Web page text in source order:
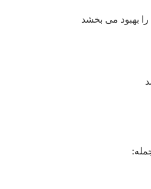
بهبود می بخشد